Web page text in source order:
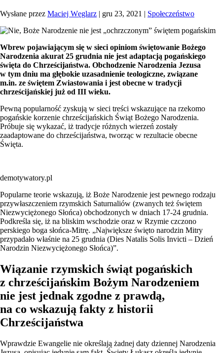
Wysłane przez Maciej Węglarz | gru 23, 2021 | Społeczeństwo
Wbrew pojawiającym się w sieci opiniom świętowanie Bożego
Narodzenia akurat 25 grudnia nie jest adaptacją pogańskiego
święta do Chrześcijaństwa. Obchodzenie Narodzenia Jezusa
w tym dniu ma głębokie uzasadnienie teologiczne, związane
m.in. ze świętem Zwiastowania i jest obecne w tradycji
chrześcijańskiej już od III wieku.
Pewną popularność zyskują w sieci treści wskazujące na rzekomo
pogańskie korzenie chrześcijańskich Świąt Bożego Narodzenia.
Próbuje się wykazać, iż tradycje różnych wierzeń zostały
zaadaptowane do chrześcijaństwa, tworząc w rezultacie obecne
Święta.
demotywatory.pl
Popularne teorie wskazują, iż Boże Narodzenie jest pewnego rodzaju
przywłaszczeniem rzymskich Saturnaliów (zwanych też świętem
Niezwyciężonego Słońca) obchodzonych w dniach 17-24 grudnia.
Podkreśla się, iż na bliskim wschodzie oraz w Rzymie czczono
perskiego boga słońca-Mitrę. „Największe święto narodzin Mitry
przypadało właśnie na 25 grudnia (Dies Natalis Solis Invicti – Dzień
Narodzin Niezwyciężonego Słońca)”.
Wiązanie rzymskich świąt pogańskich
z chrześcijańskim Bożym Narodzeniem
nie jest jednak zgodne z prawdą,
na co wskazują fakty z historii
Chrześcijaństwa
Wprawdzie Ewangelie nie określają żadnej daty dziennej Narodzenia